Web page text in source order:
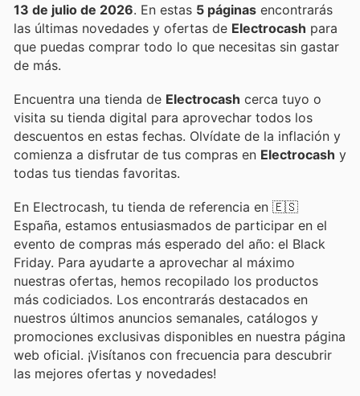
13 de julio de 2026 . En estas 5 páginas encontrarás
las últimas novedades y ofertas de Electrocash para
que puedas comprar todo lo que necesitas sin gastar
de más.
Encuentra una tienda de Electrocash cerca tuyo o
visita su tienda digital para aprovechar todos los
descuentos en estas fechas. Olvídate de la inflación y
comienza a disfrutar de tus compras en Electrocash y
todas tus tiendas favoritas.
En Electrocash, tu tienda de referencia en 🇪🇸
España, estamos entusiasmados de participar en el
evento de compras más esperado del año: el Black
Friday. Para ayudarte a aprovechar al máximo
nuestras ofertas, hemos recopilado los productos
más codiciados. Los encontrarás destacados en
nuestros últimos anuncios semanales, catálogos y
promociones exclusivas disponibles en nuestra página
web oficial. ¡Visítanos con frecuencia para descubrir
las mejores ofertas y novedades!